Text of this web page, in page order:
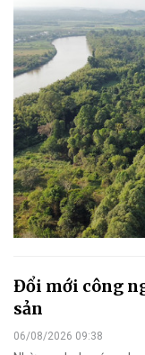
Đổi mới công
sản
06/08/2026 09:38